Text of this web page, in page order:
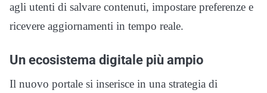
agli utenti di salvare contenuti, impostare preferenze e
ricevere aggiornamenti in tempo reale.
Un ecosistema digitale più ampio
Il nuovo portale si inserisce in una strategia di